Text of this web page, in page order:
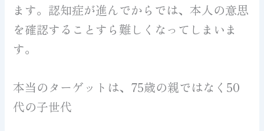
ます。認知症が進んでからでは、本人の意思
を確認することすら難しくなってしまいま
す。
本当のターゲットは、75歳の親ではなく50
代の子世代